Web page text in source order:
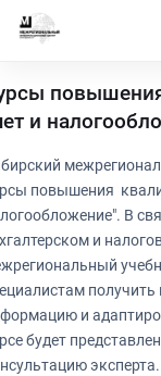
и
повышения
В
и
и
будет
эксперта.